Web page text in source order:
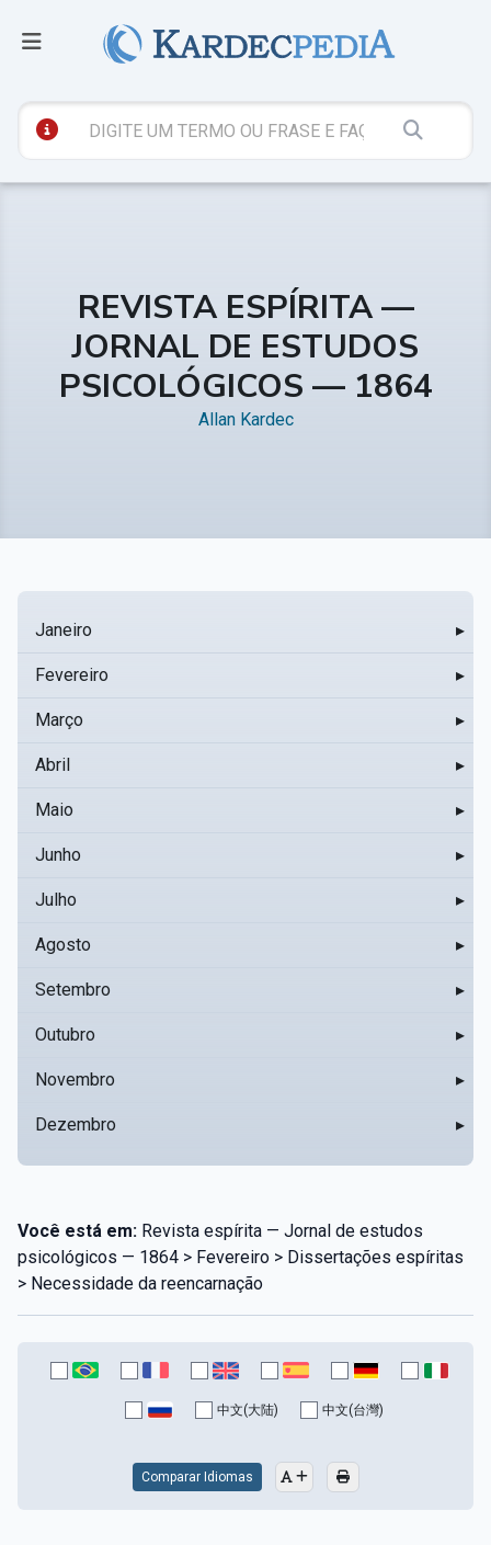
REVISTA ESPÍRITA —
JORNAL DE ESTUDOS
PSICOLÓGICOS — 1864
Allan Kardec
Janeiro ▸
Fevereiro ▸
Março ▸
Abril ▸
Maio ▸
Junho ▸
Julho ▸
Agosto ▸
Setembro ▸
Outubro ▸
Novembro ▸
Dezembro ▸
Você está em: Revista espírita — Jornal de estudos
psicológicos — 1864 > Fevereiro > Dissertações espíritas
> Necessidade da reencarnação
中文(大陆) 中文(台灣)
Comparar Idiomas